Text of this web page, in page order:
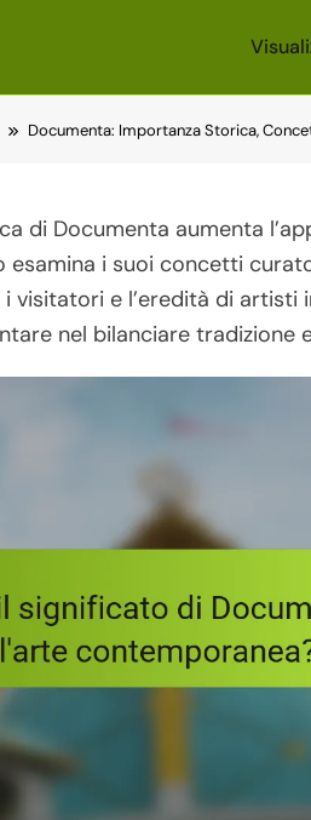
Documenta: Importanza Storica,
di Documenta aumenta
i suoi concetti
visitatori e l’eredità di artisti
nel bilanciare tradizione